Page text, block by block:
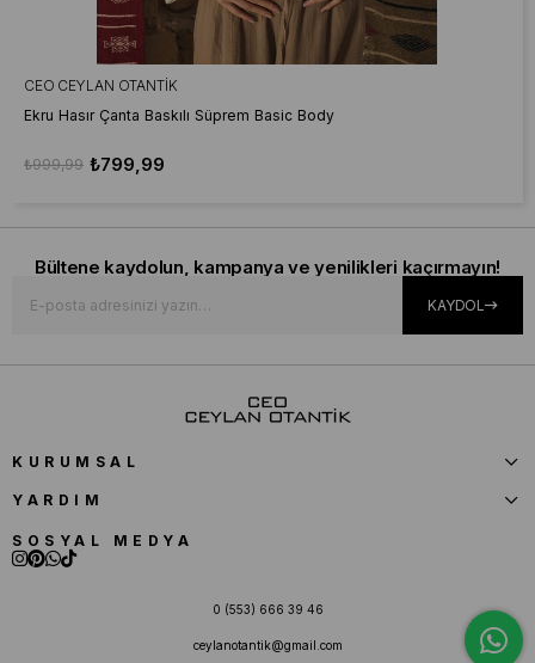
CEO CEYLAN OTANTIK
Ekru Hasır Çanta Baskılı Süprem Basic Body
₺799,99
₺999,99
Bültene kaydolun, kampanya ve yenilikleri kaçırmayın!
KAYDOL
KURUMSAL
YARDIM
SOSYAL MEDYA
0 (553) 666 39 46
ceylanotantik@gmail.com